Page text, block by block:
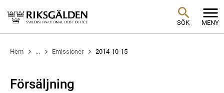
SÖK MENY
Hem ... Emissioner 2014-10-15
Försäljning